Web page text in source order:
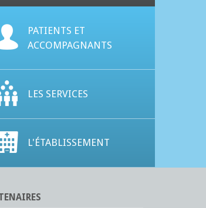
PATIENTS ET
ACCOMPAGNANTS
LES SERVICES
L'ÉTABLISSEMENT